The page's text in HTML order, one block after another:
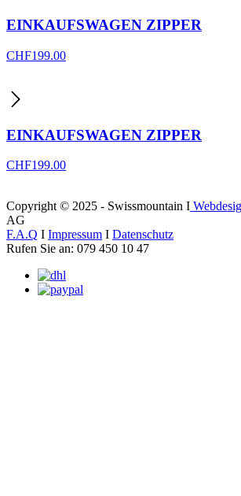
EINKAUFSWAGEN ZIPPER
CHF199.00
EINKAUFSWAGEN ZIPPER
CHF199.00
Copyright © 2025 - Swissmountain I
AG
F.A.Q I Impressum I Datenschutz
Rufen Sie an: 079 450 10 47